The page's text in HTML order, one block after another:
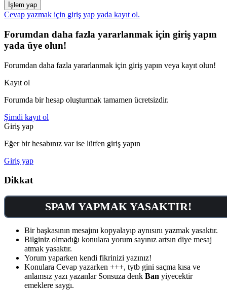
İşlem yap
Cevap yazmak için giriş yap yada kayıt ol.
Forumdan daha fazla yararlanmak için giriş yapın
yada üye olun!
Forumdan daha fazla yararlanmak için giriş yapın veya kayıt olun!
Kayıt ol
Forumda bir hesap oluşturmak tamamen ücretsizdir.
Şimdi kayıt ol
Giriş yap
Eğer bir hesabınız var ise lütfen giriş yapın
Giriş yap
Dikkat
SPAM YAPMAK YASAKTIR!
Bir başkasının mesajını kopyalayıp aynısını yazmak yasaktır.
Bilginiz olmadığı konulara yorum sayınız artsın diye mesaj
atmak yasaktır.
Yorum yaparken kendi fikrinizi yazınız!
Konulara Cevap yazarken +++, tytb gini saçma kısa ve
anlamsız yazı yazanlar Sonsuza denk Ban yiyecektir
emeklere saygı.